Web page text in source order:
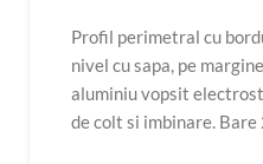
Profil perimetral cu
nivel cu sapa, pe
aluminiu vopsit
de colt si imbinare. Bare